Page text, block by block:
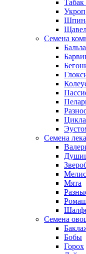
Укроп
Семена
Семена
Мята
Семена
Бобы
Горох